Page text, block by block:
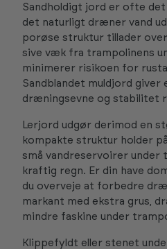
Sandholdigt jord er ofte
det naturligt dræner vand
porøse struktur tillader
sive væk fra trampolinens
minimerer risikoen for
Sandblandet muldjord giver
dræningsevne og stabilitet
Lerjord udgør derimod en
kompakte struktur holder
små vandreservoirer under
kraftig regn. Er din have
du overveje at forbedre
markant med ekstra grus,
mindre faskine under
Klippefyldt eller stenet